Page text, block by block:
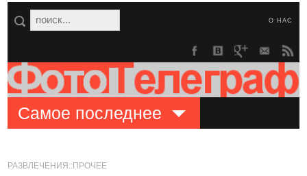
О НАС
Самое последнее
РАЗВЛЕЧЕНИЯ::ПРОЧЕЕ